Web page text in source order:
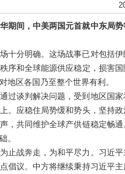
期间，中美两国元首就中东局
十分明确。这场战事已对包括
序和全球能源供应稳定，损害
地区各国乃至整个世界有利。
过谈判解决问题，受到地区国
。应稳住局势缓和势头，坚持
，共同维护全球产供链稳定畅
。
止战奔走，为和平尽力。习近
倡议。中方将继续秉持习近平